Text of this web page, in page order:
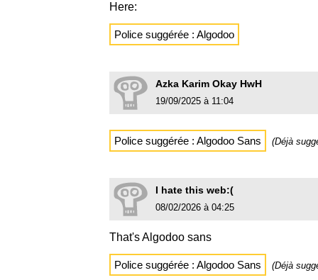
Here:
Police suggérée : Algodoo
Azka Karim Okay HwH
19/09/2025 à 11:04
Police suggérée : Algodoo Sans (Déjà
I hate this web:(
08/02/2026 à 04:25
That's Algodoo sans
Police suggérée : Algodoo Sans (Déjà